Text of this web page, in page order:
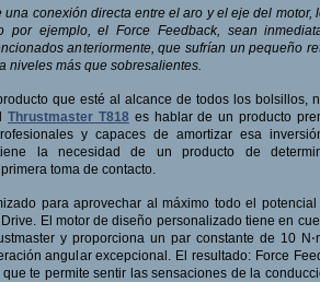
conexión directa entre el aro y el eje del motor,
por ejemplo, el Force Feedback, sean
anteriormente, que sufrían un pequeño
niveles más que sobresalientes.
que esté al alcance de todos los bolsillos,
Thrustmaster T818es hablar de un producto
y capaces de amortizar esa
la necesidad de un producto de
toma de contacto.
para aprovechar al máximo todo el
El motor de diseño personalizado tiene en
y proporciona un par constante de 10
angular excepcional. El resultado: Force
te permite sentir las sensaciones de la